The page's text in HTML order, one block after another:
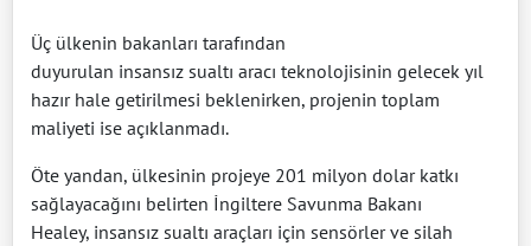
Üç ülkenin bakanları tarafından
duyurulan insansız sualtı aracı teknolojisinin gelecek yıl
hazır hale getirilmesi beklenirken, projenin toplam
maliyeti ise açıklanmadı.
Öte yandan, ülkesinin projeye 201 milyon dolar katkı
sağlayacağını belirten İngiltere Savunma Bakanı
Healey, insansız sualtı araçları için sensörler ve silah